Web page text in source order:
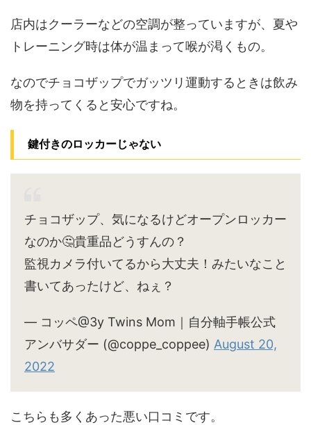
店内はクーラーなどの空調が整っていますが、夏や
トレーニング時は体が温まって喉が渇くもの。
なのでチョコザップでガッツリ運動するときは飲み
物を持ってくると安心ですね。
鍵付きのロッカーじゃない
チョコザップ、気になるけどオープンロッカー
なのか🤔貴重品どうすんの？
監視カメラ付いてるから大丈夫！みたいなこと
書いてあったけど、ねぇ？
— コッペ@3y Twins Mom｜自分軸手帳公式
アンバサダー (@coppe_coppee) August 20,
2022
こちらも多くあった悪い口コミです。